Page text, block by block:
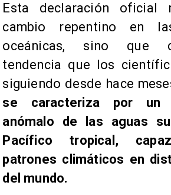
Esta declaración oficial
cambio repentino en
oceánicas, sino que
tendencia que los
siguiendo desde hace
se caracteriza por un
anómalo de las aguas
Pacífico tropical,
patrones climáticos en
del mundo.